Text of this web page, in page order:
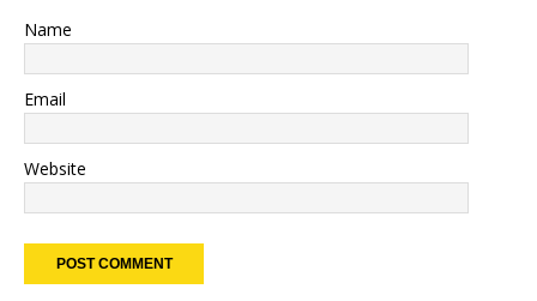
Name
Email
Website